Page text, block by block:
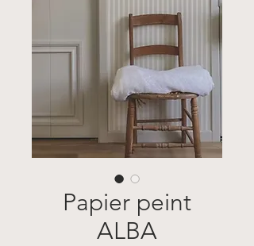
Papier peint
ALBA